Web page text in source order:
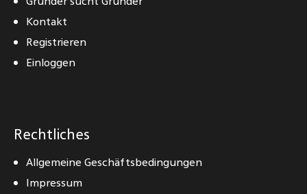
Kontakt
Registrieren
Einloggen
Rechtliches
Allgemeine Geschäftsbedingungen
Impressum